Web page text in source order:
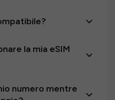
la mia eSIM
numero mentre